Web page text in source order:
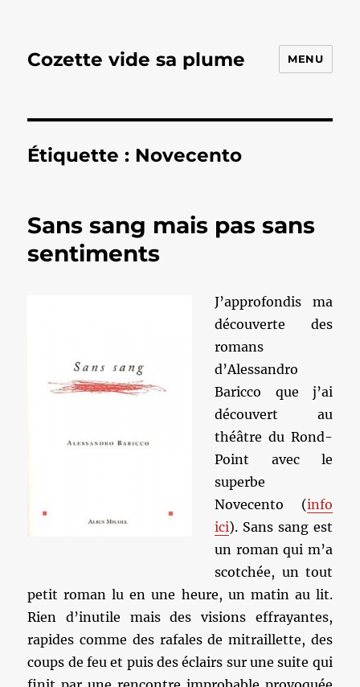
Cozette vide sa plume MENU
Étiquette : Novecento
Sans sang mais pas sans
sentiments
J’approfondis ma
découverte des
romans
d’Alessandro
Baricco que j’ai
découvert au
théâtre du Rond-
Point avec le
superbe
Novecento (info
ici). Sans sang est
un roman qui m’a
scotchée, un tout
petit roman lu en une heure, un matin au lit.
Rien d’inutile mais des visions effrayantes,
rapides comme des rafales de mitraillette, des
coups de feu et puis des éclairs sur une suite qui